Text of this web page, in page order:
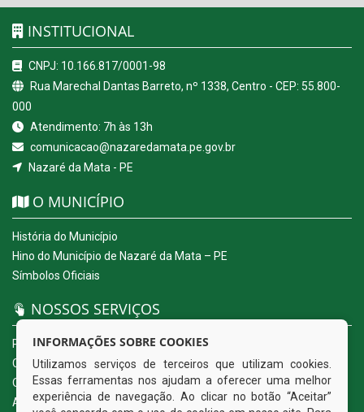
INSTITUCIONAL
CNPJ: 10.166.817/0001-98
Rua Marechal Dantas Barreto, nº 1338, Centro - CEP: 55.800-
000
Atendimento: 7h às 13h
comunicacao@nazaredamata.pe.gov.br
Nazaré da Mata - PE
O MUNICÍPIO
História do Município
Hino do Município de Nazaré da Mata – PE
Símbolos Oficiais
NOSSOS SERVIÇOS
Portal da Transparência
Carta de Serviços ao Usuário
Ouvidoria Eletrônica
Acesso a Informação (eSIC)
INFORMAÇÕES SOBRE COOKIES
Utilizamos serviços de terceiros que utilizam cookies.
Essas ferramentas nos ajudam a oferecer uma melhor
experiência de navegação. Ao clicar no botão “Aceitar”